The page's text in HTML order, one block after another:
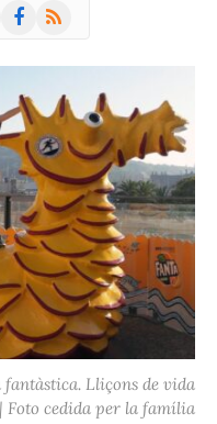
Facebook
RSS
Lliçons de vida
Foto cedida per la família